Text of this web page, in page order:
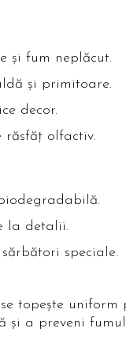
și fum neplăcut.
și primitoare.
decor.
răsfăț olfactiv.
la detalii.
speciale.
topește
și a preveni